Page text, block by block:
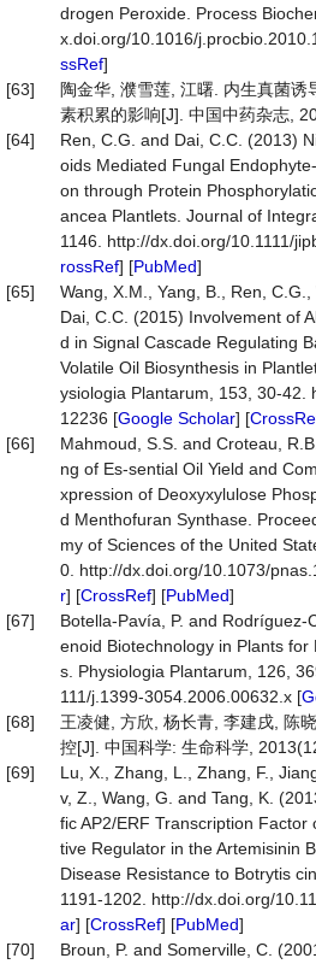
drogen Peroxide. Process
x.doi.org/10.1016/
ssRef]
[63]
陶金华, 濮雪莲, 江曙. 内生真菌
素积累的影响[J]. 中国中药杂志,
[64]
Ren, C.G. and Dai, C.C. (2013)
oids Mediated Fungal
on through Protein
ancea Plantlets. Journal of
1146. http://dx.doi.org/10.1111/
rossRef] [PubMed]
[65]
Wang, X.M., Yang, B., Ren,
Dai, C.C. (2015) Involvement of
d in Signal Cascade Regulating
Volatile Oil Biosynthesis in
ysiologia Plantarum, 153, 30-42.
12236 [Google Scholar] [
[66]
Mahmoud, S.S. and Croteau,
ng of Es-sential Oil Yield and
xpression of Deoxyxylulose
d Menthofuran Synthase.
my of Sciences of the United
0. http://dx.doi.org/10.1073/
r] [CrossRef] [PubMed]
[67]
Botella-Pavía, P. and
enoid Biotechnology in Plants
s. Physiologia Plantarum, 126,
111/j.1399-3054.2006.00632.x [
[68]
王凌健, 方欣, 杨长青, 李建戌, 陈
控[J]. 中国科学: 生命科学,
[69]
Lu, X., Zhang, L., Zhang, F.,
v, Z., Wang, G. and Tang, K.
fic AP2/ERF Transcription
tive Regulator in the Artemisinin
Disease Resistance to Botrytis
1191-1202. http://dx.doi.org/
ar] [CrossRef] [PubMed]
[70]
Broun, P. and Somerville, C.